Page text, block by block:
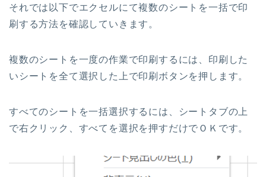
それでは以下でエクセルにて複数のシートを一括で印
刷する方法を確認していきます。
複数のシートを一度の作業で印刷するには、印刷した
いシートを全て選択した上で印刷ボタンを押します。
すべてのシートを一括選択するには、シートタブの上
で右クリック、すべてを選択を押すだけでＯＫです。